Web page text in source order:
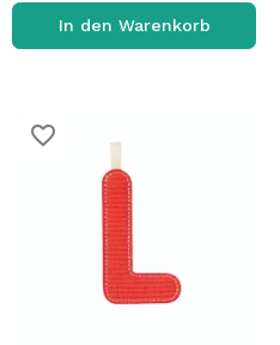
In den Warenkorb
favorite_border